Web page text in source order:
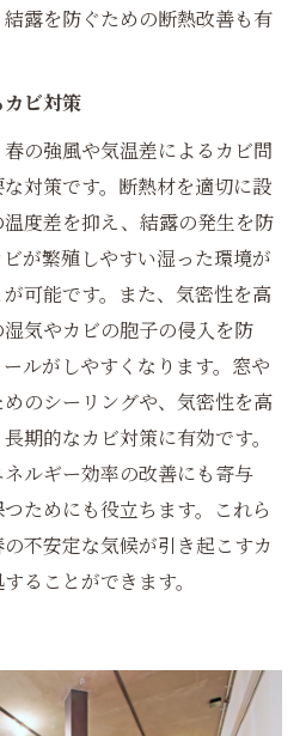
露を防ぐための断熱改善も有
ビ対策
の強風や気温差によるカビ問
対策です。断熱材を適切に設
度差を抑え、結露の発生を防
が繁殖しやすい湿った環境が
可能です。また、気密性を高
気やカビの胞子の侵入を防
ルがしやすくなります。窓や
のシーリングや、気密性を高
期的なカビ対策に有効です。
ルギー効率の改善にも寄与
ためにも役立ちます。これら
不安定な気候が引き起こすカ
ることができます。